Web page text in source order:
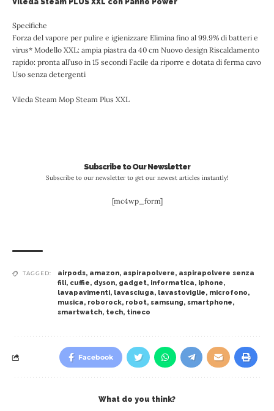
Vileda Steam PLUS XXL con Panno Power
Specifiche
Forza del vapore per pulire e igienizzare Elimina fino al 99.9% di batteri e
virus* Modello XXL: ampia piastra da 40 cm Nuovo design Riscaldamento
rapido: pronta all’uso in 15 secondi Facile da riporre e dotata di ferma cavo
Uso senza detergenti
Vileda Steam Mop Steam Plus XXL
Subscribe to Our Newsletter
Subscribe to our newsletter to get our newest articles instantly!
[mc4wp_form]
TAGGED: airpods, amazon, aspirapolvere, aspirapolvere senza
fili, cuffie, dyson, gadget, informatica, iphone,
lavapavimenti, lavasciuga, lavastoviglie, microfono,
musica, roborock, robot, samsung, smartphone,
smartwatch, tech, tineco
Facebook
What do you think?